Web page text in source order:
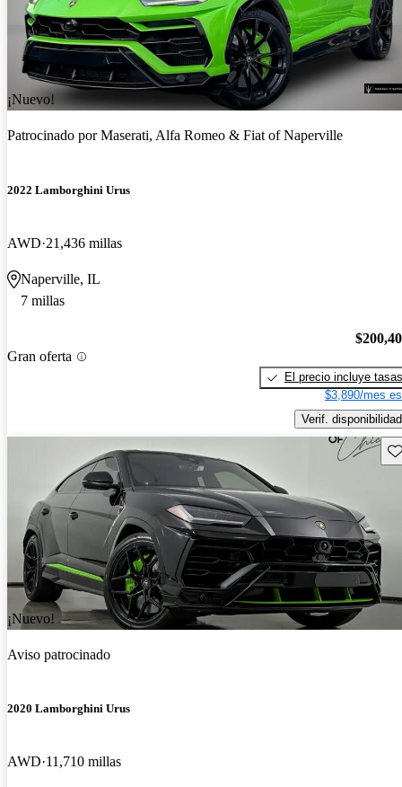
¡Nuevo!
Patrocinado porMaserati, Alfa Romeo & Fiat of Naperville
2022 Lamborghini Urus
AWD 21,436 millas
Naperville, IL
7 millas
Gran oferta
El precio incluye tasas
$3,890/mes
Verif. disponibilidad
¡Nuevo!
Aviso patrocinado
2020 Lamborghini Urus
AWD 11,710 millas